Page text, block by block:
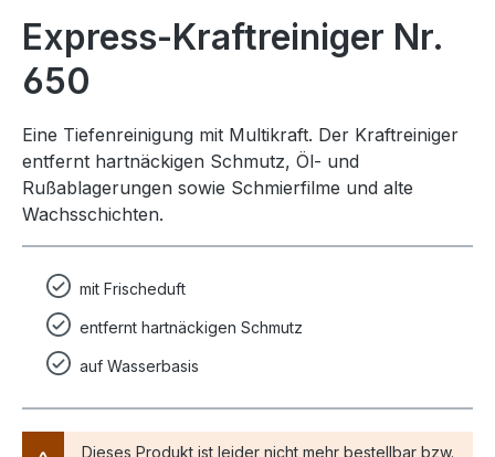
Express-Kraftreiniger Nr.
650
Eine Tiefenreinigung mit Multikraft. Der Kraftreiniger
entfernt hartnäckigen Schmutz, Öl- und
Rußablagerungen sowie Schmierfilme und alte
Wachsschichten.
mit Frischeduft
entfernt hartnäckigen Schmutz
auf Wasserbasis
Dieses Produkt ist leider nicht mehr bestellbar bzw.